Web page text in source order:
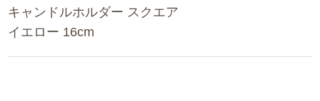
キャンドルホルダー スクエア
イエロー 16cm